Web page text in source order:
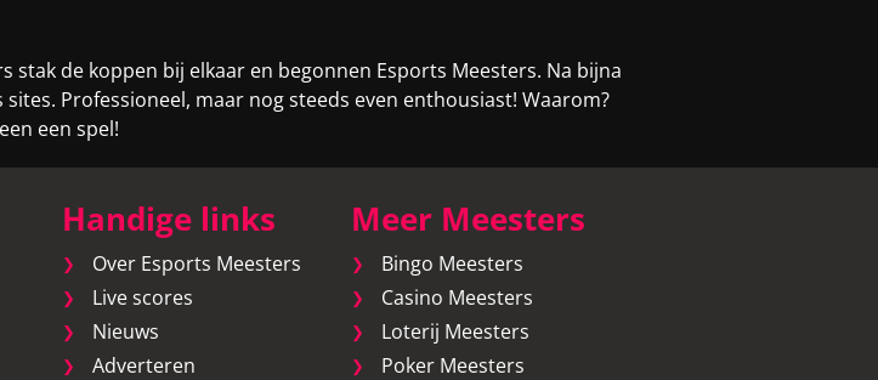
de koppen bij elkaar en begonnen Esports Meesters. Na bijna
Professioneel, maar nog steeds even enthousiast! Waarom?
een spel!
Handige links
Over Esports Meesters
Live scores
Nieuws
Adverteren
Meer Meesters
Bingo Meesters
Casino Meesters
Loterij Meesters
Poker Meesters